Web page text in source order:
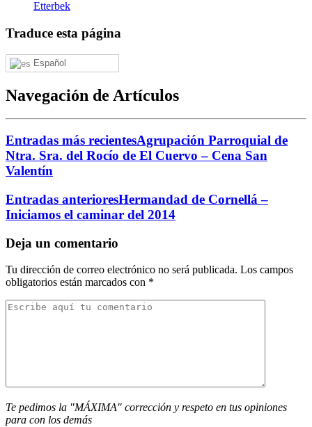
Etterbek
Traduce esta página
Español
Navegación de Artículos
Entradas más recientesAgrupación Parroquial de
Ntra. Sra. del Rocío de El Cuervo – Cena San
Valentín
Entradas anterioresHermandad de Cornellá –
Iniciamos el caminar del 2014
Deja un comentario
Tu dirección de correo electrónico no será publicada. Los campos
obligatorios están marcados con *
Te pedimos la "MÁXIMA" corrección y respeto en tus opiniones
para con los demás